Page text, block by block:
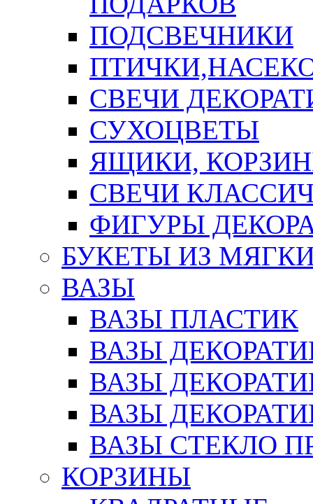
ПОДСВЕЧНИКИ
СВЕЧИ
СУХОЦВЕТЫ
ЯЩИКИ,
СВЕЧИ
ФИГУРЫ
БУКЕТЫ ИЗ
ВАЗЫ
ВАЗЫ ПЛАСТИК
ВАЗЫ
ВАЗЫ
ВАЗЫ
ВАЗЫ СТЕКЛО
КОРЗИНЫ